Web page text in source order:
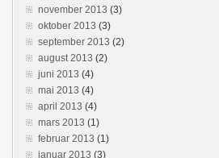
november 2013 (3)
oktober 2013 (3)
september 2013 (2)
august 2013 (2)
juni 2013 (4)
mai 2013 (4)
april 2013 (4)
mars 2013 (1)
februar 2013 (1)
januar 2013 (3)